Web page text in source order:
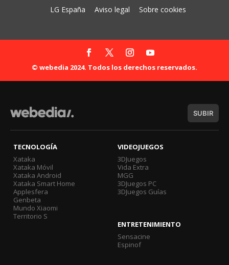
LG España Aviso legal Sobre cookies
© webedia 2024. Todos los derechos reservados.
SUBIR
TECNOLOGÍA
Xataka
Xataka Móvil
Xataka Android
Xataka Smart Home
Applesfera
Genbeta
Mundo Xiaomi
Territorio S
VIDEOJUEGOS
3DJuegos
Vida Extra
MGG
3DJuegos PC
3DJuegos Guías
ENTRETENIMIENTO
Sensacine
Espinof